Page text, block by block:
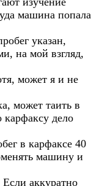
машина попала
указан,
на мой взгляд,
может я и не
может таить в
дело
в карфаксе 40
машину и
аккуратно